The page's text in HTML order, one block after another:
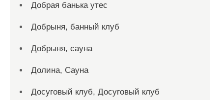
Добрая банька утес
Добрыня, банный клуб
Добрыня, сауна
Долина, Сауна
Досуговый клуб, Досуговый клуб